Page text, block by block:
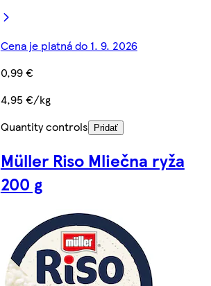
Cena je platná do 1. 9. 2026
0,99 €
4,95 €/kg
Quantity controls
Pridať
Müller Riso Mliečna ryža
200 g